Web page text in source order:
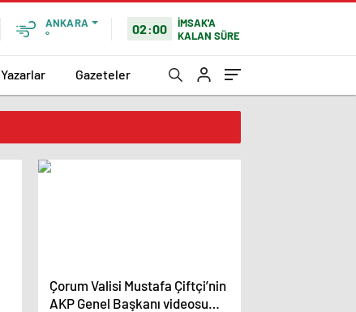
ANKARA
°
02:00
İMSAK'A
KALAN SÜRE
Yazarlar Gazeteler
Çorum Valisi Mustafa Çiftçi’nin
AKP Genel Başkanı videosu